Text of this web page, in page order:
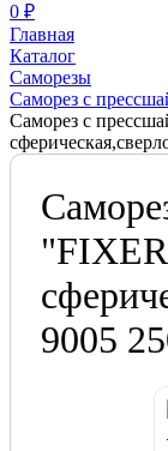
0 ₽
Главная
Каталог
Саморезы
Саморез с
Саморез с
9005